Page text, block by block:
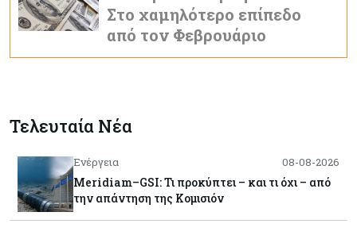
Στο χαμηλότερο επίπεδο
από τον Φεβρουάριο
Τελευταία Νέα
Ενέργεια 08-08-2026
Meridiam–GSI: Τι προκύπτει – και τι όχι – από
την απάντηση της Κομισιόν